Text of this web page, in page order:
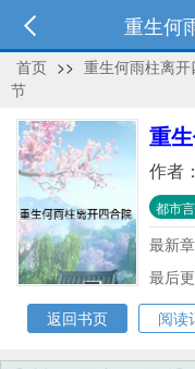
重生何
首页 >> 重生何雨柱离
节
重
作者：
都市
最新
最后
返回书页
阅读